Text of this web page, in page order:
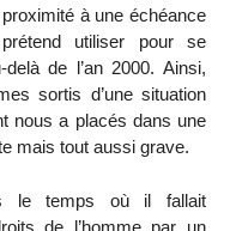
à une échéance
utiliser pour se
de l’an 2000. Ainsi,
sortis d’une situation
nous a placés dans une
mais tout aussi grave.
le temps où il fallait
de l’homme par un